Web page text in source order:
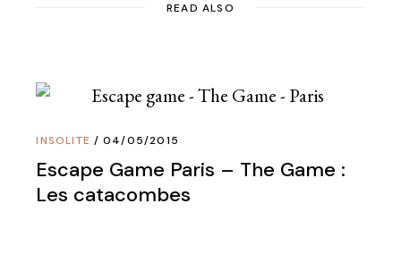
READ ALSO
INSOLITE 04/05/2015
Escape Game Paris – The Game :
Les catacombes